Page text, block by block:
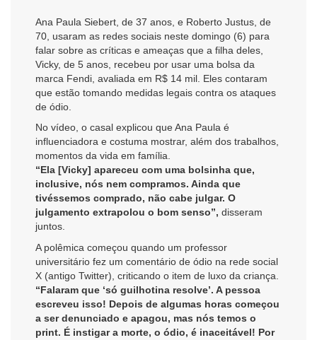
Ana Paula Siebert, de 37 anos, e Roberto Justus, de
70, usaram as redes sociais neste domingo (6) para
falar sobre as críticas e ameaças que a filha deles,
Vicky, de 5 anos, recebeu por usar uma bolsa da
marca Fendi, avaliada em R$ 14 mil. Eles contaram
que estão tomando medidas legais contra os ataques
de ódio.
No vídeo, o casal explicou que Ana Paula é
influenciadora e costuma mostrar, além dos trabalhos,
momentos da vida em família.
“Ela [Vicky] apareceu com uma bolsinha que,
inclusive, nós nem compramos. Ainda que
tivéssemos comprado, não cabe julgar. O
julgamento extrapolou o bom senso”, disseram
juntos.
A polêmica começou quando um professor
universitário fez um comentário de ódio na rede social
X (antigo Twitter), criticando o item de luxo da criança.
“Falaram que ‘só guilhotina resolve’. A pessoa
escreveu isso! Depois de algumas horas começou
a ser denunciado e apagou, mas nós temos o
print. É instigar a morte, o ódio, é inaceitável! Por